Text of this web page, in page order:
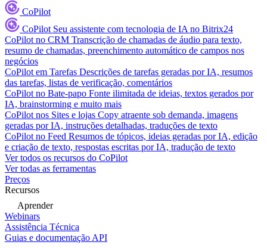
CoPilot
CoPilot Seu assistente com tecnologia de IA no Bitrix24
CoPilot no CRM Transcrição de chamadas de áudio para texto,
resumo de chamadas, preenchimento automático de campos nos
negócios
CoPilot em Tarefas Descrições de tarefas geradas por IA, resumos
das tarefas, listas de verificação, comentários
CoPilot no Bate-papo Fonte ilimitada de ideias, textos gerados por
IA, brainstorming e muito mais
CoPilot nos Sites e lojas Copy atraente sob demanda, imagens
geradas por IA, instruções detalhadas, traduções de texto
CoPilot no Feed Resumos de tópicos, ideias geradas por IA, edição
e criação de texto, respostas escritas por IA, tradução de texto
Ver todos os recursos do CoPilot
Ver todas as ferramentas
Preços
Recursos
Aprender
Webinars
Assistência Técnica
Guias e documentação API